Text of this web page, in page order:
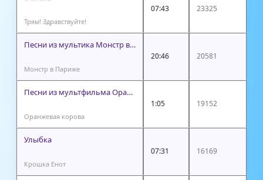
Трям! Здравствуйте!
07:43 23325
Песни из мультика Монстр в Париже
Монстр в Париже
20:46 20581
Песни из мультфильма Оранжевая корова
Оранжевая корова
1:05 19152
Улыбка
Крошка Енот
07:31 16169